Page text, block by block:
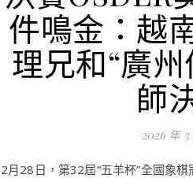
件鳴金：越
理兄和“廣
師
2026 年
2月28日，第32屆“五羊杯”全國象